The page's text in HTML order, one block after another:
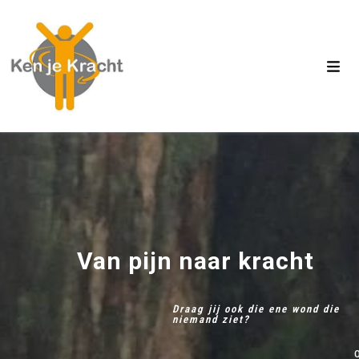
Van pijn naar kracht
Draag jij ook die ene wond die
niemand ziet?